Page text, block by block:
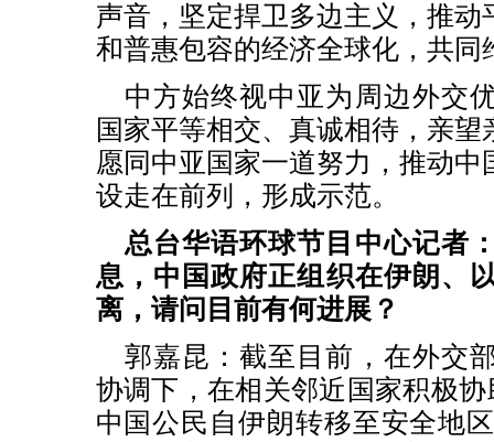
声音，坚定捍卫多边主义，推动
和普惠包容的经济全球化，共同
中方始终视中亚为周边外交
国家平等相交、真诚相待，亲
愿同中亚国家一道努力，推动
设走在前列，形成示范。
总台华语环球节目中心记者
息，中国政府正组织在伊朗、
离，请问目前有何进展？
郭嘉昆：截至目前，在外交
协调下，在相关邻近国家积极
中国公民自伊朗转移至安全地